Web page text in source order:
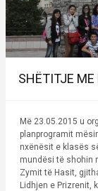
SHËTITJE ME
Më 23.05.2015 u
planprogramit
nxënësit e klasës
mundësi të shohin
Zymit të Hasit,
Lidhjen e Prizrenit,